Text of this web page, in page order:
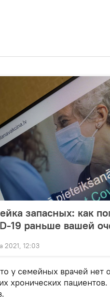
запасных: как
19 раньше вашей
2021, 12:03
у семейных врачей нет
хронических